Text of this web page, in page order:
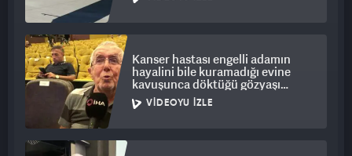
Kanser hastası engelli adamın
hayalini bile kuramadığı evine
kavuşunca döktüğü gözyaşı
duygulandırdı
VIDEOYU İZLE